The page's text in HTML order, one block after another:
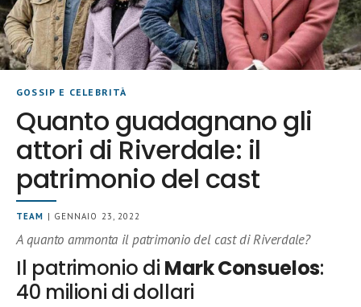
GOSSIP E CELEBRITÀ
Quanto guadagnano gli
attori di Riverdale: il
patrimonio del cast
TEAM | GENNAIO 23, 2022
A quanto ammonta il patrimonio del cast di Riverdale?
Il patrimonio di Mark Consuelos:
40 milioni di dollari